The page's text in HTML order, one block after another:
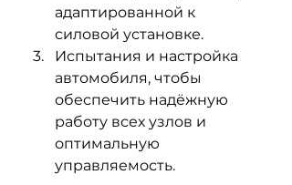
адаптированной к
силовой установке.
Испытания и настройка
автомобиля, чтобы
обеспечить надёжную
работу всех узлов и
оптимальную
управляемость.